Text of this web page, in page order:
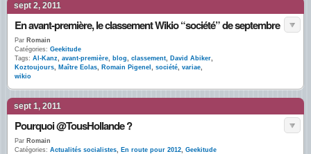
sept 2, 2011
En avant-première, le classement Wikio “société” de septembre
Par Romain
Catégories: Geekitude
Tags: Al-Kanz, avant-première, blog, classement, David Abiker,
Koztoujours, Maître Eolas, Romain Pigenel , société, variae,
wikio
sept 1, 2011
Pourquoi @TousHollande ?
Par Romain
Catégories: Actualités socialistes, En route pour 2012, Geekitude